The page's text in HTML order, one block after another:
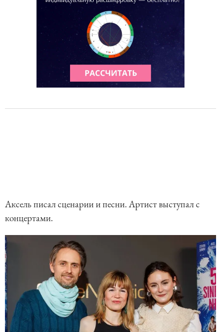
Аксель писал сценарии и песни. Артист выступал с
концертами.